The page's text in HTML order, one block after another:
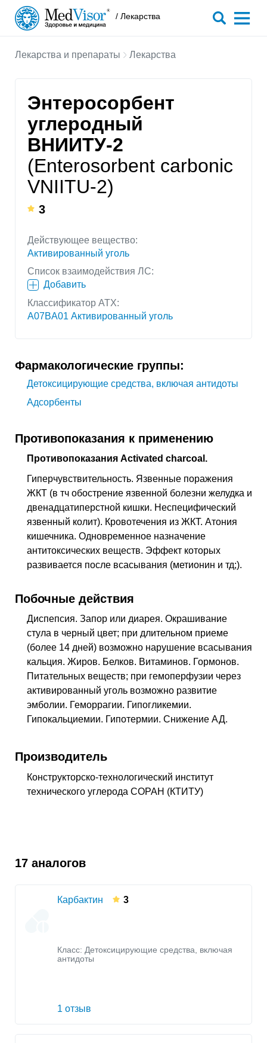
/ Лекарства
Лекарства и препараты Лекарства
Энтеросорбент
углеродный
ВНИИТУ-2
(Enterosorbent carbonic
VNIITU-2)
3
Действующее вещество:
Активированный уголь
Список взаимодействия ЛС:
Добавить
Классификатор АТХ:
A07BA01 Активированный уголь
Фармакологические группы:
Детоксицирующие средства, включая антидоты
Адсорбенты
Противопоказания к применению
Противопоказания Activated charcoal.
Гиперчувствительность. Язвенные поражения
ЖКТ (в тч обострение язвенной болезни желудка и
двенадцатиперстной кишки. Неспецифический
язвенный колит). Кровотечения из ЖКТ. Атония
кишечника. Одновременное назначение
антитоксических веществ. Эффект которых
развивается после всасывания (метионин и тд;).
Побочные действия
Диспепсия. Запор или диарея. Окрашивание
стула в черный цвет; при длительном приеме
(более 14 дней) возможно нарушение всасывания
кальция. Жиров. Белков. Витаминов. Гормонов.
Питательных веществ; при гемоперфузии через
активированный уголь возможно развитие
эмболии. Геморрагии. Гипогликемии.
Гипокальциемии. Гипотермии. Снижение АД.
Производитель
Конструкторско-технологический институт
технического углерода СОРАН (КТИТУ)
17 аналогов
Карбактин 3
Класс: Детоксицирующие средства, включая
антидоты
1 отзыв